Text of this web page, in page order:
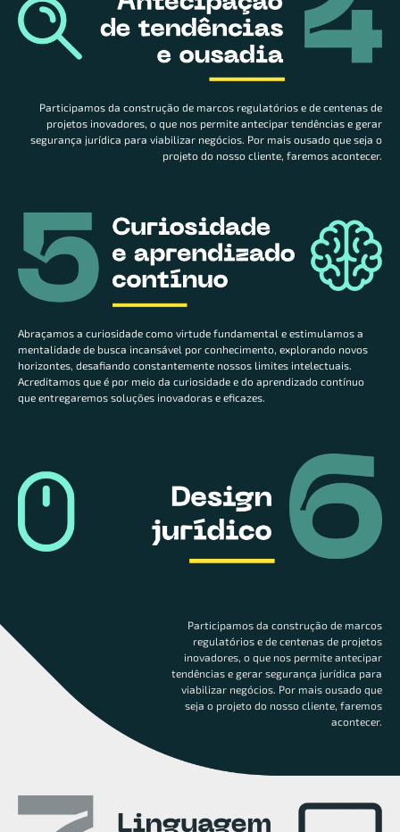
Participamos da construção de marcos regulatórios e de centenas de
projetos inovadores, o que nos permite antecipar tendências e gerar
segurança jurídica para viabilizar negócios. Por mais ousado que seja o
projeto do nosso cliente, faremos acontecer.
Abraçamos a curiosidade como virtude fundamental e estimulamos a
mentalidade de busca incansável por conhecimento, explorando novos
horizontes, desafiando constantemente nossos limites intelectuais.
Acreditamos que é por meio da curiosidade e do aprendizado contínuo
que entregaremos soluções inovadoras e eficazes.
Participamos da construção de marcos
regulatórios e de centenas de projetos
inovadores, o que nos permite antecipar
tendências e gerar segurança jurídica para
viabilizar negócios. Por mais ousado que
seja o projeto do nosso cliente, faremos
acontecer.